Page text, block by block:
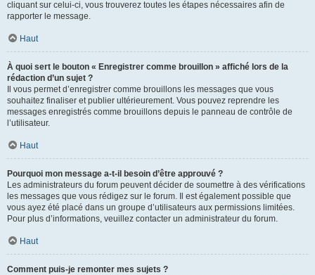
cliquant sur celui-ci, vous trouverez toutes les étapes nécessaires afin de
rapporter le message.
Haut
À quoi sert le bouton « Enregistrer comme brouillon » affiché lors de la
rédaction d’un sujet ?
Il vous permet d’enregistrer comme brouillons les messages que vous
souhaitez finaliser et publier ultérieurement. Vous pouvez reprendre les
messages enregistrés comme brouillons depuis le panneau de contrôle de
l’utilisateur.
Haut
Pourquoi mon message a-t-il besoin d’être approuvé ?
Les administrateurs du forum peuvent décider de soumettre à des vérifications
les messages que vous rédigez sur le forum. Il est également possible que
vous ayez été placé dans un groupe d’utilisateurs aux permissions limitées.
Pour plus d’informations, veuillez contacter un administrateur du forum.
Haut
Comment puis-je remonter mes sujets ?